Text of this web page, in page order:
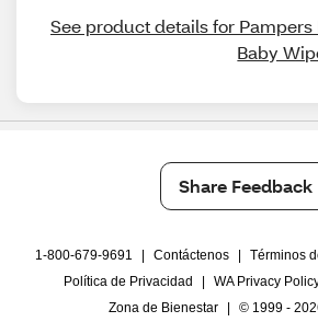
See product details for Pampers
Baby
Share Feedback
1-800-679-9691 Contáctenos Términos
Política de Privacidad
WA Privacy
Zona de Bienestar
© 1999 -